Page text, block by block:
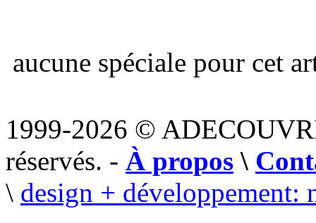
aucune spéciale pour cet
1999-2026 ©
réservés. - À propos \
\ design + développement: